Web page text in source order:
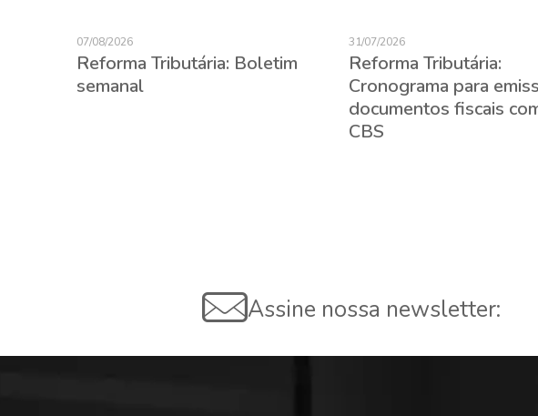
07/08/2026
Reforma Tributária: Boletim
semanal
31/07/2026
Reforma Tributária:
Cronograma para
documentos fiscais
CBS
Assine nossa newsletter: